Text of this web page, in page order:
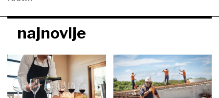
najnovije